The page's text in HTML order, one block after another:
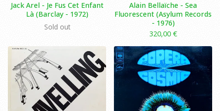
Jack Arel - Je Fus Cet Enfant
Là (Barclay - 1972)
Sold out
Alain Bellaïche - Sea
Fluorescent (Asylum Records
- 1976)
320,00 €